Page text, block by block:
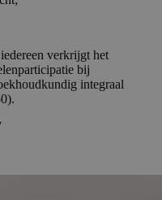
verkrijgt het
bij
integraal